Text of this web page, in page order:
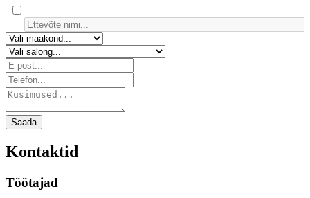
Saada
Kontaktid
Töötajad